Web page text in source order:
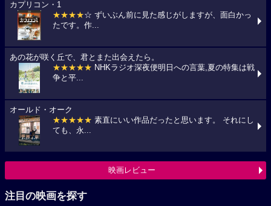
カプリコン・1
★★★★☆ ずいぶん前に見た感じがしますが、面白かっ
たです。作...
あの花が咲く丘で、君とまた出会えたら。
★★★★★ NHKラジオ深夜便明日への言葉,夏の特集は戦
争と平...
オールド・オーク
★★★★★ 素直にいい作品だったと思います。 それにし
ても、永...
映画レビュー
注目の映画を探す